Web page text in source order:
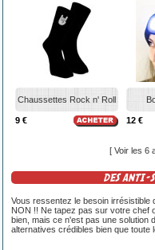
Chaussettes Rock n' Roll
9 € 12 €
[ Voir les 6
DES ANTI-
Vous ressentez le besoin irrésistible
NON !! Ne tapez pas sur votre chef
bien, mais ce n'est pas une solution
alternatives crédibles bien que toute